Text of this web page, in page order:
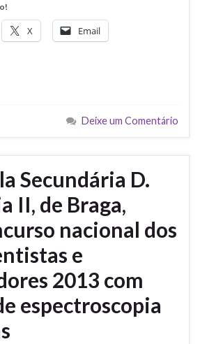
X Email
Deixe um Comentário
Secundária D.
II, de Braga,
nacional dos
e
2013 com
espectroscopia